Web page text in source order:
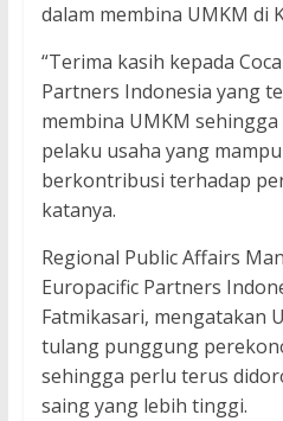
dalam membina UMKM di
“Terima kasih kepada
Partners Indonesia yang
membina UMKM
pelaku usaha yang
berkontribusi terhadap
katanya.
Regional Public Affairs
Europacific Partners
Fatmikasari, mengatakan
tulang punggung
sehingga perlu terus
saing yang lebih tinggi.